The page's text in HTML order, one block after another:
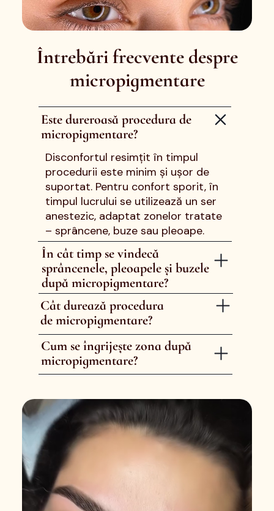
Întrebări frecvente despre
micropigmentare
Este dureroasă procedura de
micropigmentare?
Disconfortul resimțit în timpul
procedurii este minim și ușor de
suportat. Pentru confort sporit, în
timpul lucrului se utilizează un ser
anestezic, adaptat zonelor tratate
– sprâncene, buze sau pleoape.
În cât timp se vindecă
sprâncenele, pleoapele și buzele
după micropigmentare?
Cât durează procedura
de micropigmentare?
Cum se îngrijește zona după
micropigmentare?